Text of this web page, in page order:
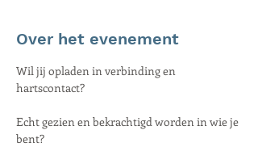
Over het evenement
Wil jij opladen in verbinding en
hartscontact?
Echt gezien en bekrachtigd worden in wie je
bent?